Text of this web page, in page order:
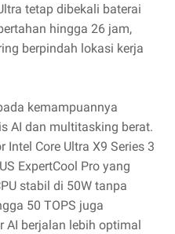
tetap dibekali baterai
hingga 26 jam,
berpindah lokasi kerja
kemampuannya
AI dan multitasking berat.
Intel Core Ultra X9 Series 3
ExpertCool Pro yang
stabil di 50W tanpa
50 TOPS juga
AI berjalan lebih optimal